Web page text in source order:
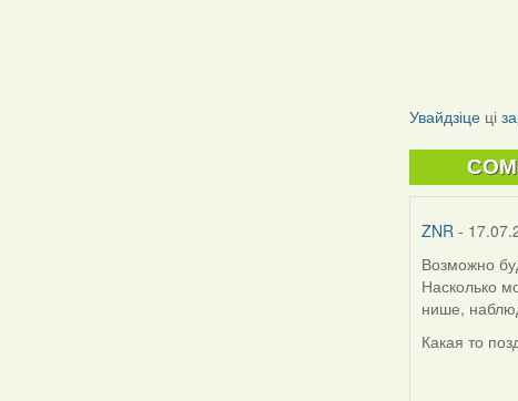
Увайдзіце ці
ZNR -
Возможно
Насколько
нише,
Какая то